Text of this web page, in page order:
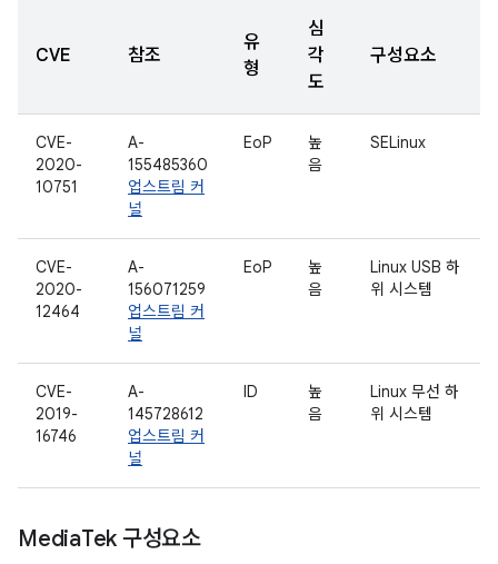
CVE 참조
유
형
심
각
도
구성요소
CVE-
2020-
10751
A-
155485360
업스트림 커
널
EoP
높
음
SELinux
CVE-
2020-
12464
A-
156071259
업스트림 커
널
EoP
높
음
Linux USB 하
위 시스템
CVE-
2019-
16746
A-
145728612
업스트림 커
널
ID
높
음
Linux 무선 하
위 시스템
MediaTek 구성요소